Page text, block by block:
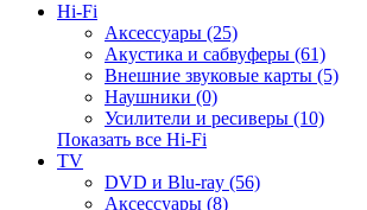
Hi-Fi
Аксессуары (25)
Акустика и сабвуферы (61)
Внешние звуковые карты (5)
Наушники (0)
Усилители и ресиверы (10)
Показать все Hi-Fi
TV
DVD и Blu-ray (56)
Аксессуары (8)